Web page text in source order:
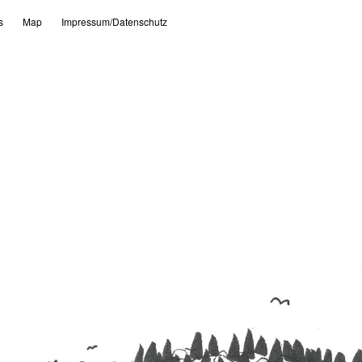
Map Impressum/Datenschutz